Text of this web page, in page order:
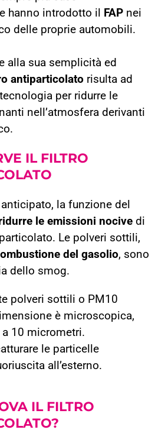
hanno introdotto il
FAP nei
delle proprie automobili.
alla sua semplicità ed
antiparticolato risulta ad
per ridurre le
nell’atmosfera derivanti
IL FILTRO
la funzione del
le emissioni nocive di
Le polveri sottili,
del gasolio, sono
dello smog.
polveri sottili o PM10
è microscopica,
10 micrometri.
le particelle
all’esterno.
IL FILTRO